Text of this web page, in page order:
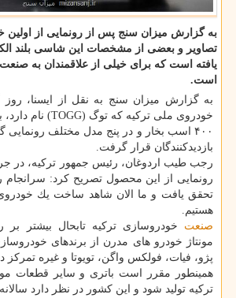
به گزارش میزان سنج پس از رونمایی از اولین
تصاویر و بعضی از مشخصات این شاسی بلند
یافته است كه برای خیلی از علاقمندان به
است.
به گزارش میزان سنج به نقل از ایسنا، روز
۴۰۰ اسب بخار و در پنج مدل مختلف
بازدیدكنندگان قرار گرفت.
رجب طیب اردوغان، رئیس جمهور تركیه، در
تحقق یافت و ما الان شاهد ساخت یك
هستیم.
صنعت خودروسازی تركیه تابحال بیشتر
مونتاژ خودرو های مدرن از برندهای
پژو، فیات، فولكس واگن، تویوتا و غیره
همینطور مقرر است باتری و سایر قطعات
تركیه تولید شود و این كشور در نظر دارد سالانه ۱۷۵ هزار